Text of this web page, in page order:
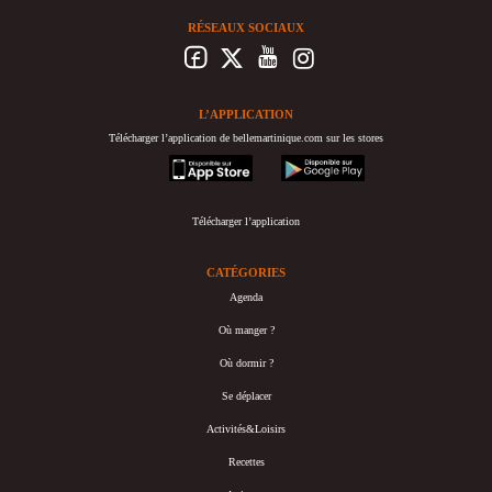
RÉSEAUX SOCIAUX
L’APPLICATION
Télécharger l’application de bellemartinique.com sur les stores
appstore
googleplay
Télécharger l’application
CATÉGORIES
Agenda
Où manger ?
Où dormir ?
Se déplacer
Activités&Loisirs
Recettes